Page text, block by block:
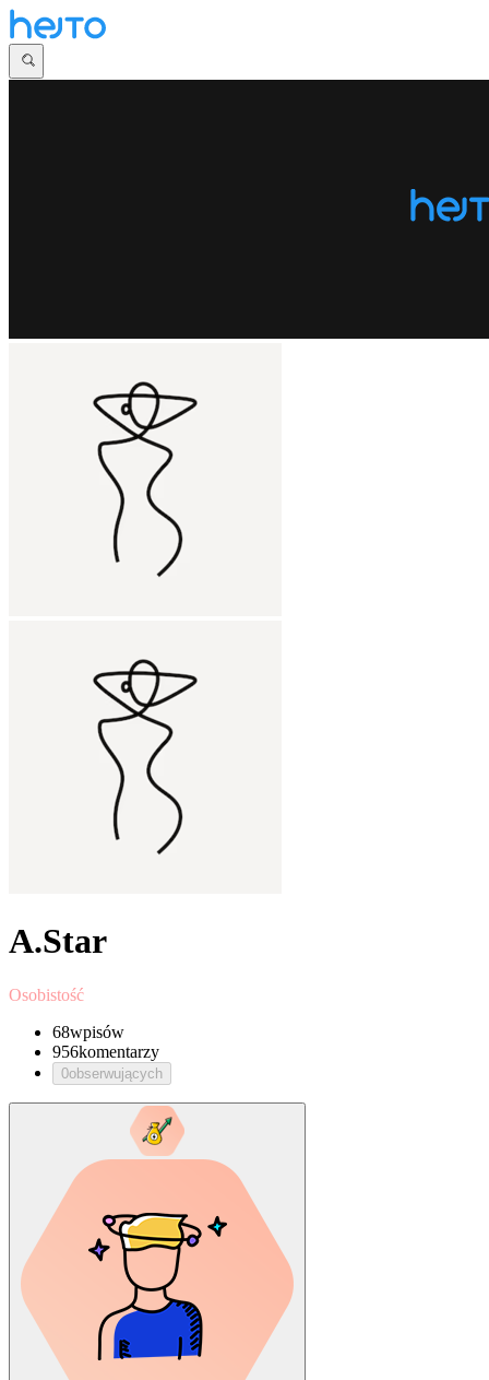
A.Star
Osobistość
68wpisów
956komentarzy
0obserwujących